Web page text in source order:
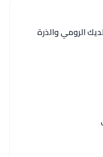
الرومي والذرة